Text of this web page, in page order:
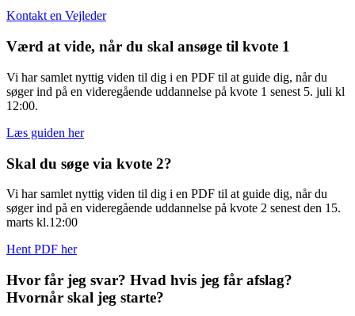
Kontakt en Vejleder
Værd at vide, når du skal ansøge til kvote 1
Vi har samlet nyttig viden til dig i en PDF til at guide dig, når du
søger ind på en videregående uddannelse på kvote 1 senest 5. juli kl
12:00.
Læs guiden her
Skal du søge via kvote 2?
Vi har samlet nyttig viden til dig i en PDF til at guide dig, når du
søger ind på en videregående uddannelse på kvote 2 senest den 15.
marts kl.12:00
Hent PDF her
Hvor får jeg svar? Hvad hvis jeg får afslag?
Hvornår skal jeg starte?